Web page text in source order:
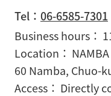
Tel： 06-6585-7301
Business hours
Location
60 Namba, Chuo-
Access
Directly